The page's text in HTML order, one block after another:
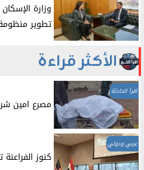
وزارة
تطوير
الأكثر قراءة
اقرأ الحادثة
مصرع امين
عربي ودولي
​كنوز